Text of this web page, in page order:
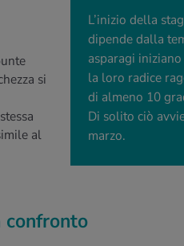
L’inizio della
dipende dalla
asparagi
la loro radice
di almeno 10
Di solito ciò
marzo.
si
al
confronto